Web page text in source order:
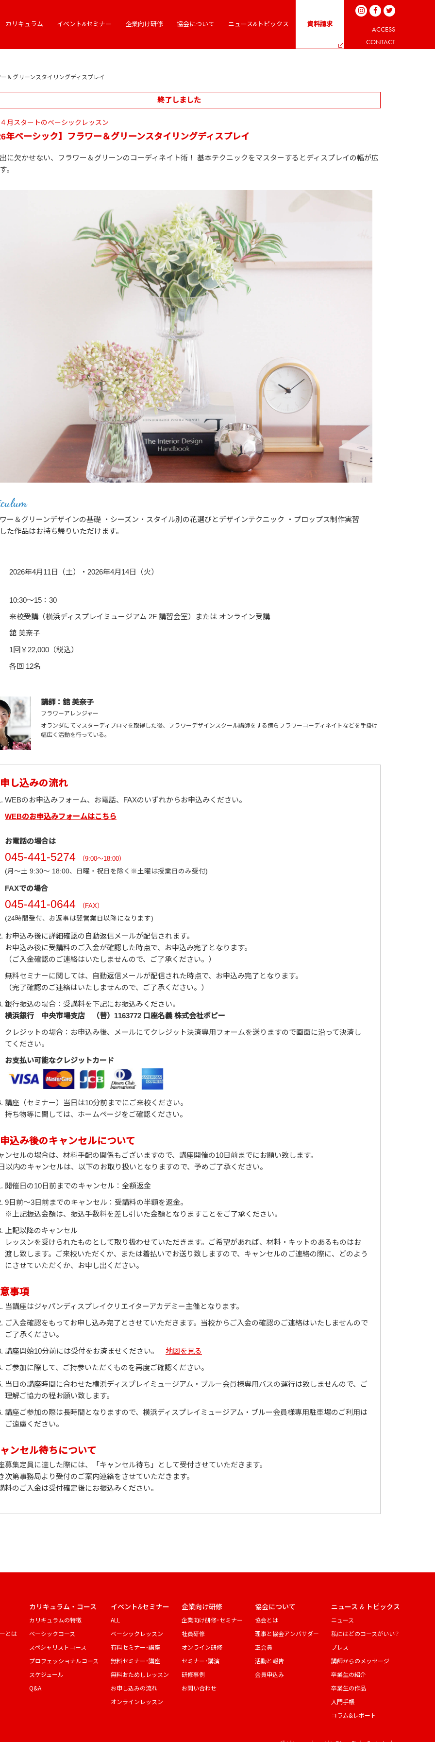
カリキュラム イベント&セミナー 企業向け研修 協会について ニュース&トピックス 資料請求
ACCESS
CONTACT
＆グリーンスタイリングディスプレイ
終了しました
月スタートのベーシックレッスン
年ベーシック】フラワー＆グリーンスタイリングディスプレイ
に欠かせない、フラワー＆グリーンのコーディネイト術！ 基本テクニックをマスターするとディスプレイの幅が広
。
ー＆グリーンデザインの基礎 ・シーズン・スタイル別の花選びとデザインテクニック ・プロップス制作実習
た作品はお持ち帰りいただけます。
2026年4月11日（土）・2026年4月14日（火）
10:30～15：30
来校受講（横浜ディスプレイミュージアム 2F 講習会室）または オンライン受講
舘 美奈子
1回￥22,000（税込）
各回 12名
講師：舘 美奈子
フラワーアレンジャー
オランダにてマスターディプロマを取得した後、フラワーデザインスクール講師をする傍らフラワーコーディネイトなどを手掛け
幅広く活動を行っている。
し込みの流れ
WEBのお申込みフォーム、お電話、FAXのいずれからお申込みください。
WEBのお申込みフォームはこちら
お電話の場合は
045-441-5274
（9:00～18:00）
(月～土 9:30～ 18:00、日曜・祝日を除く※土曜は授業日のみ受付)
FAXでの場合
045-441-0644
（FAX）
(24時間受付、お返事は翌営業日以降になります)
お申込み後に詳細確認の自動返信メールが配信されます。
お申込み後に受講料のご入金が確認した時点で、お申込み完了となります。
（ご入金確認のご連絡はいたしませんので、ご了承ください。）
無料セミナーに関しては、自動返信メールが配信された時点で、お申込み完了となります。
（完了確認のご連絡はいたしませんので、ご了承ください。）
銀行振込の場合：受講料を下記にお振込みください。
横浜銀行 中央市場支店 （普）1163772 口座名義 株式会社ポピー
クレジットの場合：お申込み後、メールにてクレジット決済専用フォームを送りますので画面に沿って決済し
てください。
お支払い可能なクレジットカード
講座（セミナー）当日は10分前までにご来校ください。
持ち物等に関しては、ホームページをご確認ください。
込み後のキャンセルについて
ンセルの場合は、材料手配の関係もございますので、講座開催の10日前までにお願い致します。
以内のキャンセルは、以下のお取り扱いとなりますので、予めご了承ください。
開催日の10日前までのキャンセル：全額返金
9日前～3日前までのキャンセル：受講料の半額を返金。
※上記振込金額は、振込手数料を差し引いた金額となりますことをご了承ください。
上記以降のキャンセル
レッスンを受けられたものとして取り扱わせていただきます。ご希望があれば、材料・キットのあるものはお
渡し致します。ご来校いただくか、または着払いでお送り致しますので、キャンセルのご連絡の際に、どのよう
にさせていただくか、お申し出ください。
事項
当講座はジャパンディスプレイクリエイターアカデミー主催となります。
ご入金確認をもってお申し込み完了とさせていただきます。当校からご入金の確認のご連絡はいたしませんので
ご了承ください。
講座開始10分前には受付をお済ませください。 地図を見る
ご参加に際して、ご持参いただくものを再度ご確認ください。
当日の講座時間に合わせた横浜ディスプレイミュージアム・ブルー会員様専用バスの運行は致しませんので、ご
理解ご協力の程お願い致します。
講座ご参加の際は長時間となりますので、横浜ディスプレイミュージアム・ブルー会員様専用駐車場のご利用は
ご遠慮ください。
ンセル待ちについて
募集定員に達した際には、「キャンセル待ち」として受付させていただきます。
次第事務局より受付のご案内連絡をさせていただきます。
料のご入金は受付確定後にお振込みください。
とは
カリキュラム・コース
カリキュラムの特徴
ベーシックコース
スペシャリストコース
プロフェッショナルコース
スケジュール
Q&A
イベント&セミナー
ALL
ベーシックレッスン
有料セミナー・講座
無料セミナー・講座
無料おためしレッスン
お申し込みの流れ
オンラインレッスン
企業向け研修
企業向け研修・セミナー
社員研修
オンライン研修
セミナー・講演
研修事例
お問い合わせ
協会について
協会とは
理事と協会アンバサダー
正会員
活動と報告
会員申込み
ニュース & トピックス
ニュース
私にはどのコースがいい？
プレス
講師からのメッセージ
卒業生の紹介
卒業生の作品
入門手帳
コラム&レポート